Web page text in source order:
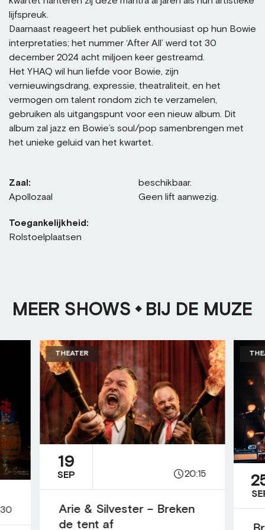
lijfspreuk.
Daarnaast reageert het publiek enthousiast op hun Bowie
interpretaties; het nummer ‘After All’ werd tot 30
december 2024 acht miljoen keer gestreamd.
Het YHAQ wil hun liefde voor Bowie, zijn
vernieuwingsdrang, expressie, theatraliteit, en het
vermogen om talent rondom zich te verzamelen,
gebruiken als uitgangspunt voor een nieuw album. Dit
album zal jazz en Bowie’s soul/pop samenbrengen met
het unieke geluid van het kwartet.
Zaal:
Apollozaal
Toegankelijkheid:
Rolstoelplaatsen
beschikbaar.
Geen lift aanwezig.
MEER SHOWS BIJ DE MUZE
THEATER
19
SEP 20:15
Arie & Silvester – Breken
de tent af